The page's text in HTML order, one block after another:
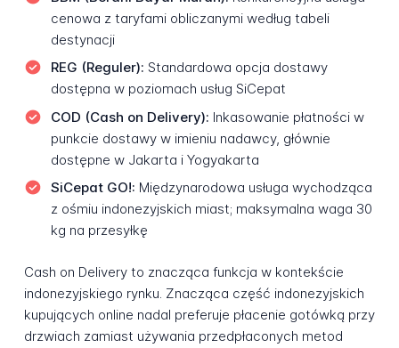
cenowa z taryfami obliczanymi według tabeli
destynacji
REG (Reguler): Standardowa opcja dostawy
dostępna w poziomach usług SiCepat
COD (Cash on Delivery): Inkasowanie płatności w
punkcie dostawy w imieniu nadawcy, głównie
dostępne w Jakarta i Yogyakarta
SiCepat GO!: Międzynarodowa usługa wychodząca
z ośmiu indonezyjskich miast; maksymalna waga 30
kg na przesyłkę
Cash on Delivery to znacząca funkcja w kontekście
indonezyjskiego rynku. Znacząca część indonezyjskich
kupujących online nadal preferuje płacenie gotówką przy
drzwiach zamiast używania przedpłaconych metod